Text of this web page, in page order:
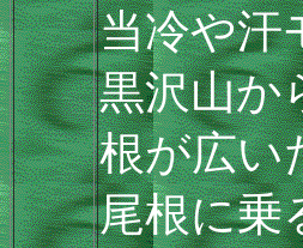
当冷や汗
黒沢山か
根が広い
尾根に乗